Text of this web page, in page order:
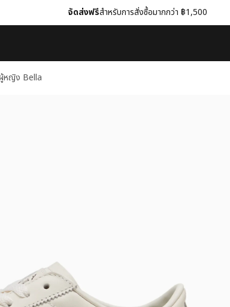
จัดส่งฟรีสำหรับการสั่งซื้อมากกว่า ฿1,500
หญิง Bella